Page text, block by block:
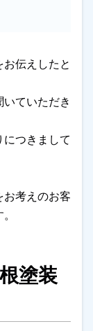
伝えしたと
ていただき
つきまして
お考えのお客
塗装